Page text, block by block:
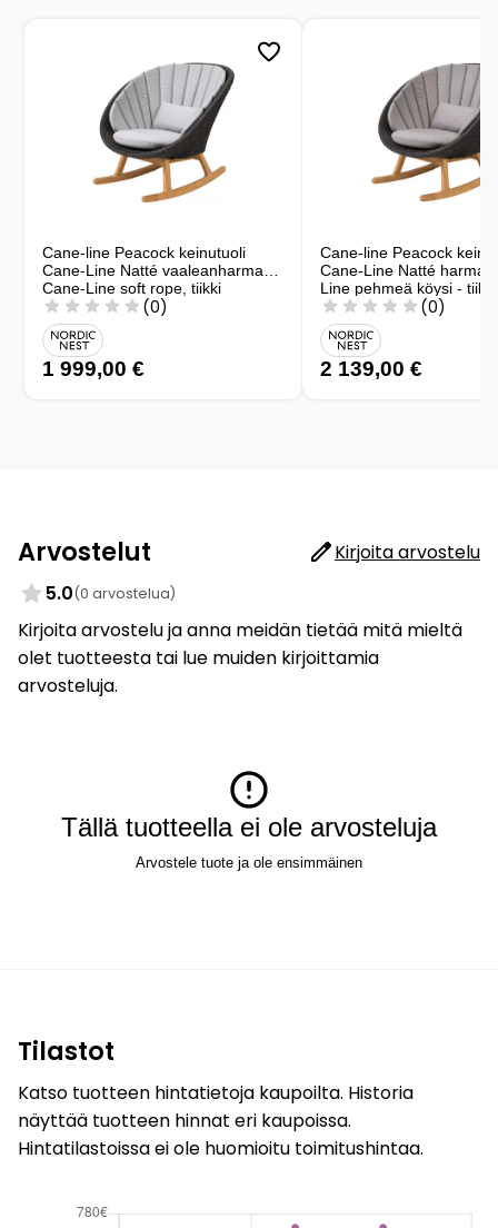
Cane-line Peacock keinutuoli
Cane-Line Natté vaaleanharmaa,
Cane-Line soft rope, tiikki
(0)
1 999,00 €
Cane-line Peacock
Cane-Line Natté
Line pehmeä köysi - tiikki
(0)
2 139,00 €
Arvostelut
Kirjoita arvostelu
5.0(0 arvostelua)
Kirjoita arvostelu ja anna meidän tietää mitä mieltä
olet tuotteesta tai lue muiden kirjoittamia
arvosteluja.
Tällä tuotteella ei ole arvosteluja
Arvostele tuote ja ole ensimmäinen
Tilastot
Katso tuotteen hintatietoja kaupoilta. Historia
näyttää tuotteen hinnat eri kaupoissa.
Hintatilastoissa ei ole huomioitu toimitushintaa.